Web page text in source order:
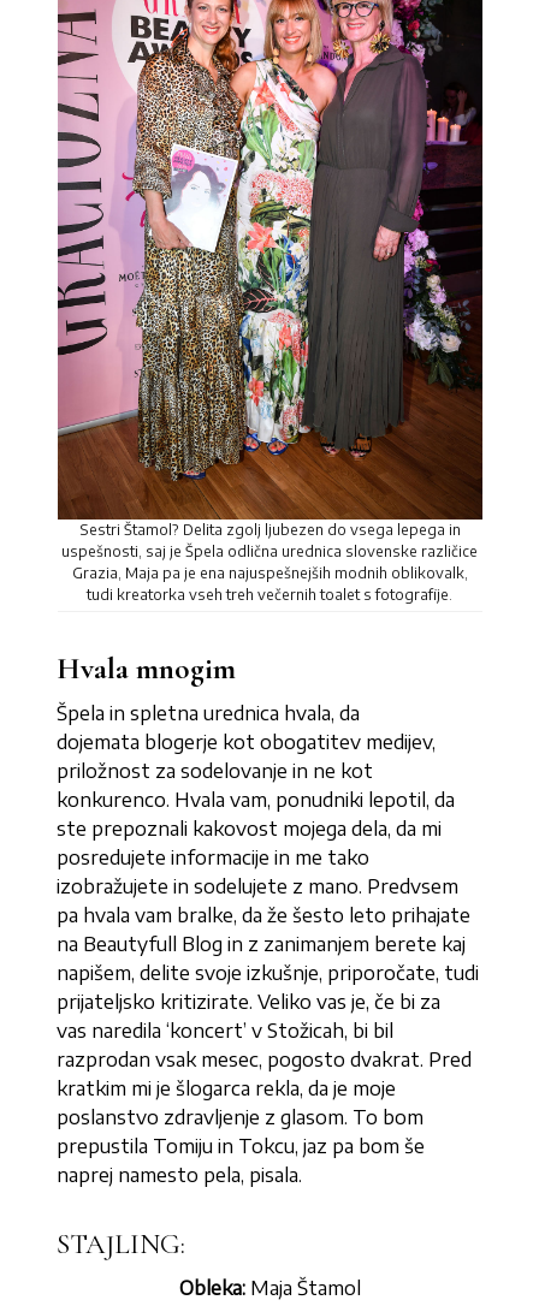
Sestri Štamol? Delita zgolj ljubezen do vsega lepega in
uspešnosti, saj je Špela odlična urednica slovenske različice
Grazia, Maja pa je ena najuspešnejših modnih oblikovalk,
tudi kreatorka vseh treh večernih toalet s fotografije.
Hvala mnogim
Špela in spletna urednica hvala, da
dojemata blogerje kot obogatitev medijev,
priložnost za sodelovanje in ne kot
konkurenco. Hvala vam, ponudniki lepotil, da
ste prepoznali kakovost mojega dela, da mi
posredujete informacije in me tako
izobražujete in sodelujete z mano. Predvsem
pa hvala vam bralke, da že šesto leto prihajate
na Beautyfull Blog in z zanimanjem berete kaj
napišem, delite svoje izkušnje, priporočate, tudi
prijateljsko kritizirate. Veliko vas je, če bi za
vas naredila ‘koncert’ v Stožicah, bi bil
razprodan vsak mesec, pogosto dvakrat. Pred
kratkim mi je šlogarca rekla, da je moje
poslanstvo zdravljenje z glasom. To bom
prepustila Tomiju in Tokcu, jaz pa bom še
naprej namesto pela, pisala.
STAJLING:
Obleka:Maja Štamol